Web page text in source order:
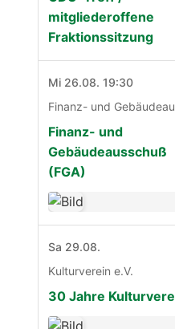
mitgliederoffene
Fraktionssitzung
Mi 26.08. 19:30
Finanz- und
Gebäudeausschuß
(FGA)
Sa 29.08.
Kulturverein e.V.
30 Jahre